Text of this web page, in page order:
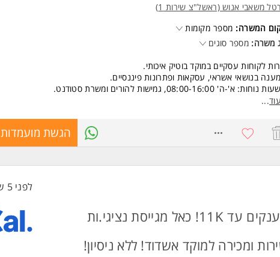
משאבי אנוש (ראשל"צ שירות 1)
המשרה: מספר מקומות
משרה: מספר סוגים
לקוחות עסקיים במוקד בוטיק איכותי.
בנושאי אשראי, עסקאות ופתרונות פיננסיים.
א'-ה' 08:00-16:00, גמישות להורים ומשרת סטודנט.
ת חברה מהיום הראשון
נופש חברה, הבראה מוגדלת, החזרי נסיעות משופרים והטבות נוספות
קידום כבר לאחר 7 חודשים!
משרות ומידע על אורטל משאבי אנוש (ראשל"צ שירות 1) >
עוד...
הגשת מועמדות
לפני 5 שעות
מענקים עד 11K! כאל מגייסת נציגי.ות
ומכירה למוקד אשדוד! ללא ניסיון!